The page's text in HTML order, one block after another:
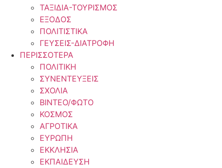
ΤΑΞΙΔΙΑ-ΤΟΥΡΙΣΜΟΣ
ΕΞΟΔΟΣ
ΠΟΛΙΤΙΣΤΙΚΑ
ΓΕΥΣΕΙΣ-ΔΙΑΤΡΟΦΗ
ΠΕΡΙΣΣΟΤΕΡΑ
ΠΟΛΙΤΙΚΗ
ΣΥΝΕΝΤΕΥΞΕΙΣ
ΣΧΟΛΙΑ
ΒΙΝΤΕΟ/ΦΩΤΟ
ΚΟΣΜΟΣ
ΑΓΡΟΤΙΚΑ
ΕΥΡΩΠΗ
ΕΚΚΛΗΣΙΑ
ΕΚΠΑΙΔΕΥΣΗ